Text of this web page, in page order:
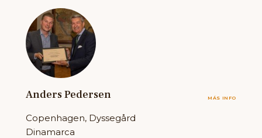
Anders Pedersen MÁS INFO
Copenhagen, Dyssegård
Dinamarca